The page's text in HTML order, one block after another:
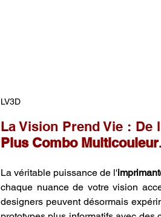
LV3D
La Vision Prend Vie : De
Plus Combo Multicouleur.
La véritable puissance de l'
chaque nuance de votre vision
designers peuvent désormais